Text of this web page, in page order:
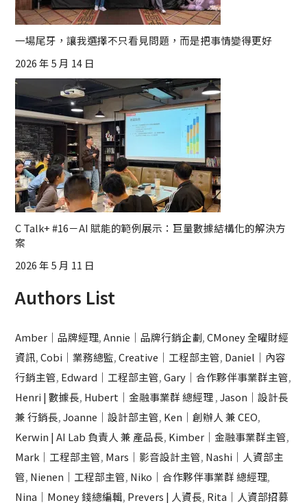
一場尾牙，讓我選擇不只看見問題，而是把事情變得更好
2026 年 5 月 14 日
C Talk+ #16－AI 賦能的範例展示：巨量數據結構化的解決方
案
2026 年 5 月 11 日
Authors List
Amber｜品牌經理,Annie｜品牌行銷企劃,CMoney 全曜財經
資訊,Cobi｜業務總監,Creative｜工程部主管, Daniel｜內容
行銷主管, Edward｜工程部主管,Gary｜合作夥伴事業群主管,
Henri | 數據長, Hubert｜金融事業群 總經理,Jason｜設計長
兼 行銷長,Joanne｜設計部主管, Ken｜創辦人 兼 CEO,
Kerwin | AI Lab 負責人 兼 產品長, Kimber｜金融事業群主管,
Mark｜工程部主管, Mars｜影音設計主管, Nashi｜人資部主
管, Nienen｜工程部主管, Niko｜合作夥伴事業群 總經理,
Nina｜Money 錢總編輯, Prevers | 人資長, Rita｜人資部招募